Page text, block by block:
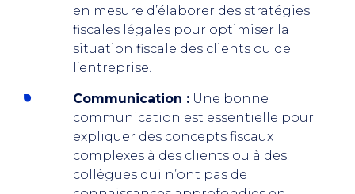
en mesure d’élaborer des stratégies
fiscales légales pour optimiser la
situation fiscale des clients ou de
l’entreprise.
Communication : Une bonne
communication est essentielle pour
expliquer des concepts fiscaux
complexes à des clients ou à des
collègues qui n’ont pas de